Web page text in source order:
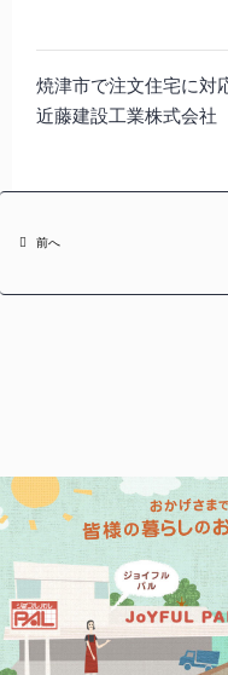
焼津市で注文住宅に対
近藤建設工業株式会社
前へ